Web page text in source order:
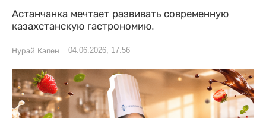
Астанчанка мечтает развивать современную
казахстанскую гастрономию.
Нурай Капен 04.06.2026, 17:56